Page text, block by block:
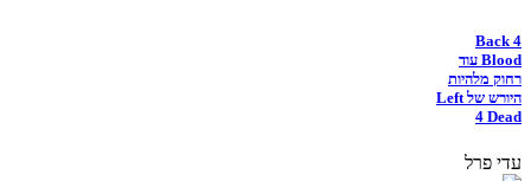
Back 4
Blood עוד
רחוק מלהיות
היורש של Left
4 Dead
עדי פרל